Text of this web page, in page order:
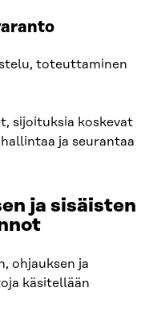
toteuttaminen
sijoituksia koskevat
ja seurantaa
ja sisäisten
ohjauksen ja
käsitellään